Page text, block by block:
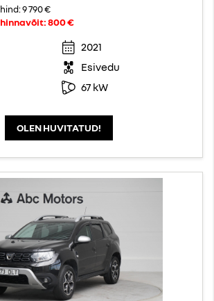
hind:9 790 €
hinnavõit:800 €
2021
Esivedu
67 kW
OLEN HUVITATUD!